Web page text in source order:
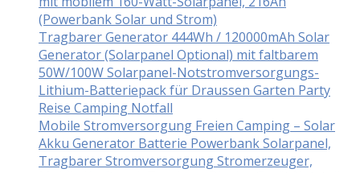
(Powerbank Solar und Strom)
Tragbarer Generator 444Wh / 120000mAh Solar
Generator (Solarpanel Optional) mit faltbarem
50W/100W Solarpanel-Notstromversorgungs-
Lithium-Batteriepack für Draussen Garten Party
Reise Camping Notfall
Mobile Stromversorgung Freien Camping – Solar
Akku Generator Batterie Powerbank Solarpanel,
Tragbarer Stromversorgung Stromerzeuger,